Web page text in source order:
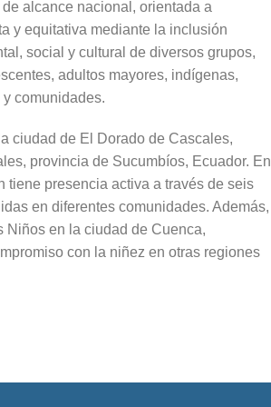
alcance nacional, orientada a
y equitativa mediante la inclusión
social y cultural de diversos grupos,
adultos mayores, indígenas,
comunidades.
ciudad de El Dorado de Cascales,
provincia de Sucumbíos, Ecuador. En
tiene presencia activa a través de seis
en diferentes comunidades. Además,
Niños en la ciudad de Cuenca,
con la niñez en otras regiones